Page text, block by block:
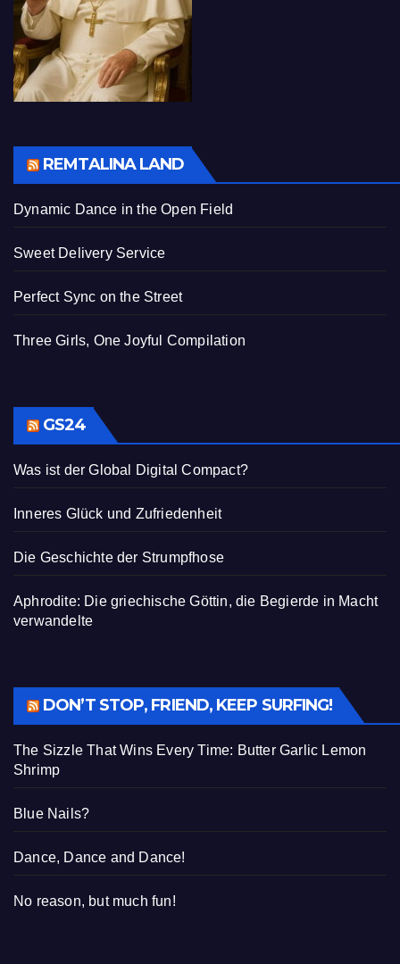
REMTALINA LAND
Dynamic Dance in the Open Field
Sweet Delivery Service
Perfect Sync on the Street
Three Girls, One Joyful Compilation
GS24
Was ist der Global Digital Compact?
Inneres Glück und Zufriedenheit
Die Geschichte der Strumpfhose
Aphrodite: Die griechische Göttin, die Begierde in Macht
verwandelte
DON’T STOP, FRIEND, KEEP SURFING!
The Sizzle That Wins Every Time: Butter Garlic Lemon
Shrimp
Blue Nails?
Dance, Dance and Dance!
No reason, but much fun!